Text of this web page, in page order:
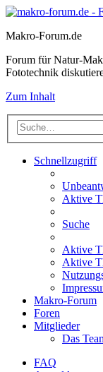
Makro-Forum.de
Forum für Natur-
Fototechnik
Zum Inhalt
Schnellzugriff
Aktive
Suche
Aktive
Aktive
Makro-Forum
Foren
Mitglieder
Das
FAQ